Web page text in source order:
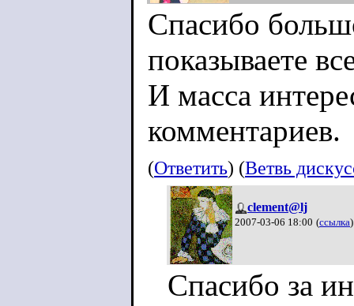
Спасибо
показываете
И масса
комментариев.
(Ответить) (Ветвь
clement@lj
2007-03-06 18:00 (ссылка)
Спасибо за